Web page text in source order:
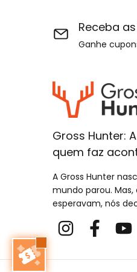
Receba
Ganhe
Gross Hunter:
quem faz
A Gross Hunter
mundo parou.
esperavam, nós